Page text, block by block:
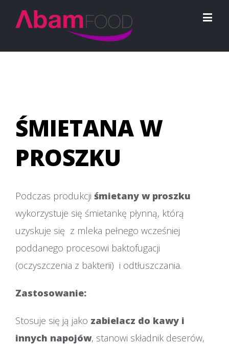
ŚMIETANA W
PROSZKU
Podczas produkcji śmietany w proszku
wykorzystuje się śmietankę płynną, którą
uzyskuje się z mleka pełnego wcześniej
poddanego procesowi baktofugacji
(oczyszczenia z bakterii) i odtłuszczania.
Zastosowanie:
Stosuje się ją jako zabielacz do kawy i
innych napojów, stanowi składnik deserów,